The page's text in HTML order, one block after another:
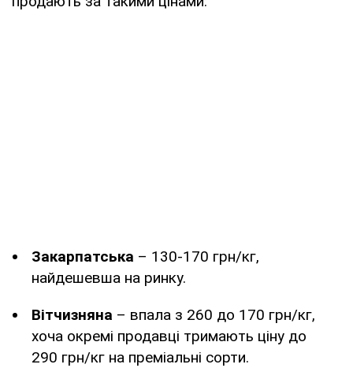
Закарпатська – 130-170 грн/кг,
найдешевша на ринку.
Вітчизняна – впала з 260 до 170 грн/кг,
хоча окремі продавці тримають ціну до
290 грн/кг на преміальні сорти.